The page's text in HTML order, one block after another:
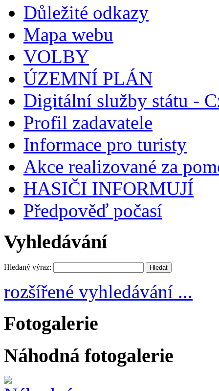
Důležité odkazy
Mapa webu
VOLBY
ÚZEMNÍ PLÁN
Digitální služby státu -
Profil zadavatele
Informace pro turisty
Akce realizované za
HASIČI INFORMUJÍ
Předpověď počasí
Vyhledávání
Hledaný výraz:
rozšířené vyhledávání ...
Fotogalerie
Náhodná fotogalerie